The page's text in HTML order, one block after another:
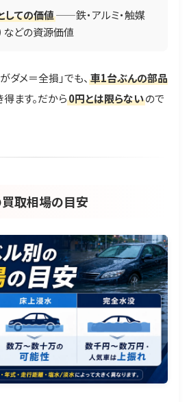
しての価値——鉄・アルミ・触媒
などの資源価値
ダメ＝全損」でも、 車1台ぶんの部品
ます。だから0円とは限らないので
取相場の目安